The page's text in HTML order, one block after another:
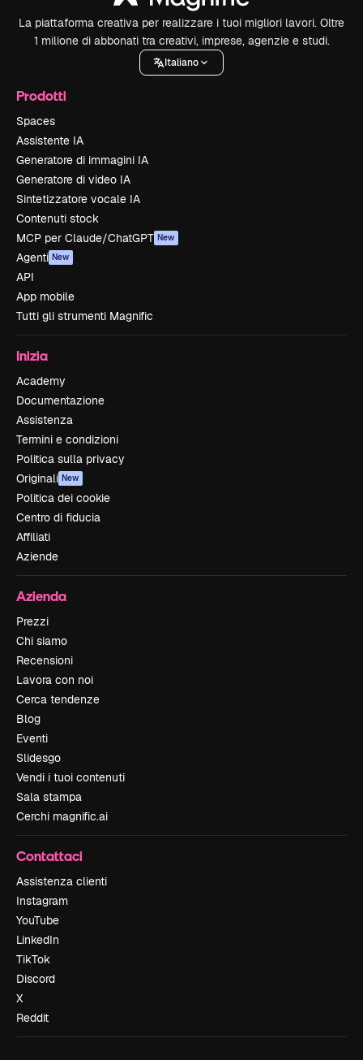
La piattaforma creativa per realizzare i tuoi migliori lavori. Oltre
1 milione di abbonati tra creativi, imprese, agenzie e studi.
Italiano
Prodotti
Spaces
Assistente IA
Generatore di immagini IA
Generatore di video IA
Sintetizzatore vocale IA
Contenuti stock
MCP per Claude/ChatGPT New
Agenti New
API
App mobile
Tutti gli strumenti Magnific
Inizia
Academy
Documentazione
Assistenza
Termini e condizioni
Politica sulla privacy
Originali New
Politica dei cookie
Centro di fiducia
Affiliati
Aziende
Azienda
Prezzi
Chi siamo
Recensioni
Lavora con noi
Cerca tendenze
Blog
Eventi
Slidesgo
Vendi i tuoi contenuti
Sala stampa
Cerchi magnific.ai
Contattaci
Assistenza clienti
Instagram
YouTube
LinkedIn
TikTok
Discord
X
Reddit